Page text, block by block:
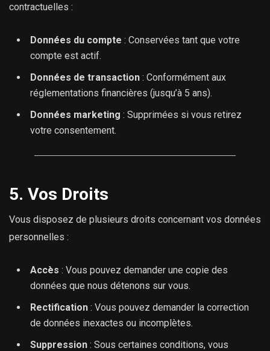
contractuelles :
Données du compte : Conservées tant que votre
compte est actif.
Données de transaction : Conformément aux
réglementations financières (jusqu’à 5 ans).
Données marketing : Supprimées si vous retirez
votre consentement.
5. Vos Droits
Vous disposez de plusieurs droits concernant vos données
personnelles :
Accès : Vous pouvez demander une copie des
données que nous détenons sur vous.
Rectification : Vous pouvez demander la correction
de données inexactes ou incomplètes.
Suppression : Sous certaines conditions, vous